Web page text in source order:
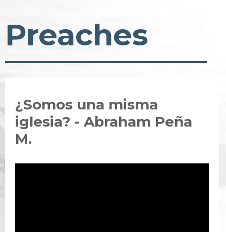
Preaches
¿Somos una misma
iglesia? - Abraham Peña
M.